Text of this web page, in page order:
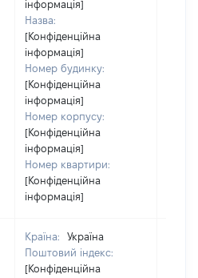
інформація]
Назва:
[Конфіденційна
інформація]
Номер будинку:
[Конфіденційна
інформація]
Номер корпусу:
[Конфіденційна
інформація]
Номер квартири:
[Конфіденційна
інформація]
Країна:
Україна
Поштовий індекс:
[Конфіденційна